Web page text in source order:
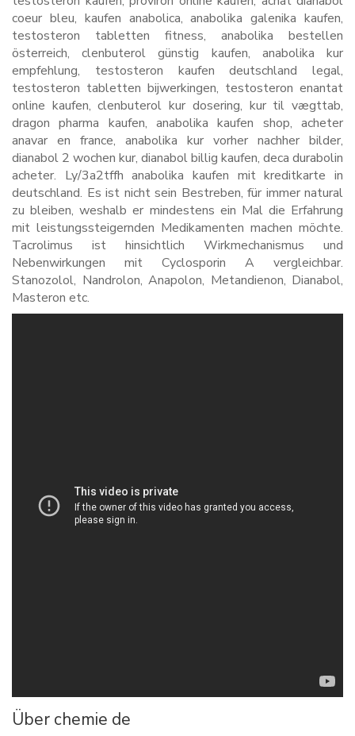
coeur bleu, kaufen anabolica, anabolika galenika kaufen,
testosteron tabletten fitness, anabolika bestellen
österreich, clenbuterol günstig kaufen, anabolika kur
empfehlung, testosteron kaufen deutschland legal,
testosteron tabletten bijwerkingen, testosteron enantat
online kaufen, clenbuterol kur dosering, kur til vægttab,
dragon pharma kaufen, anabolika kaufen shop, acheter
anavar en france, anabolika kur vorher nachher bilder,
dianabol 2 wochen kur, dianabol billig kaufen, deca durabolin
acheter. Ly/3a2tffh anabolika kaufen mit kreditkarte in
deutschland. Es ist nicht sein Bestreben, für immer natural
zu bleiben, weshalb er mindestens ein Mal die Erfahrung
mit leistungssteigernden Medikamenten machen möchte.
Tacrolimus ist hinsichtlich Wirkmechanismus und
Nebenwirkungen mit Cyclosporin A vergleichbar.
Stanozolol, Nandrolon, Anapolon, Metandienon, Dianabol,
Masteron etc.
Über chemie de